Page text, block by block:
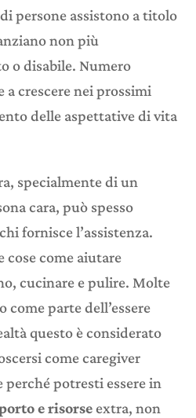
di persone assistono a titolo
non più
o disabile. Numero
crescere nei prossimi
delle aspettative di vita
specialmente di un
cara, può spesso
fornisce l’assistenza.
cose come aiutare
cucinare e pulire. Molte
come parte dell’essere
questo è considerato
comecaregiver
potresti essere in
e risorseextra, non